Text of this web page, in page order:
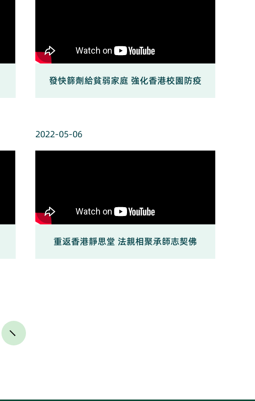
發快篩劑給貧弱家庭 強化香港校園防疫
2022-05-06
重返香港靜思堂 法親相聚承師志契佛